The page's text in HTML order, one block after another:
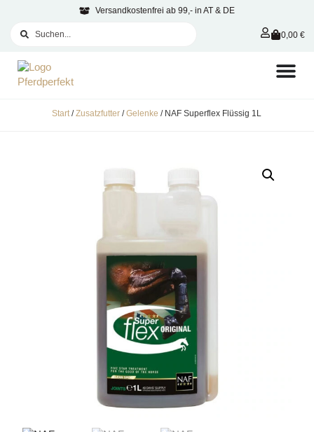
Versandkostenfrei ab 99,- in AT & DE
0,00 €
Start/Zusatzfutter /Gelenke / NAF Superflex Flüssig 1L